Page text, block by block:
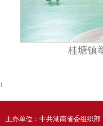
桂塘镇
1
主办单位：中共湖南省委组织部